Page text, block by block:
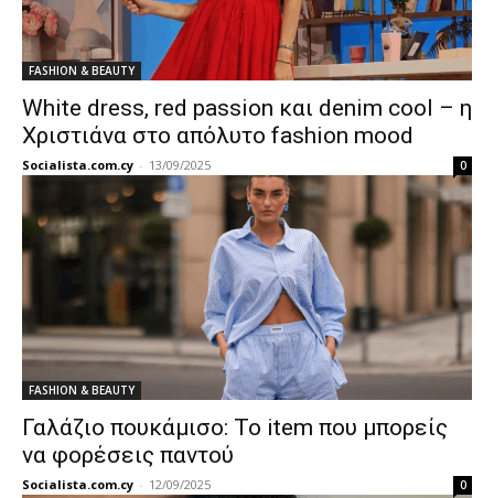
FASHION & BEAUTY
White dress, red passion και denim cool – η
Χριστιάνα στο απόλυτο fashion mood
Socialista.com.cy - 13/09/2025 0
FASHION & BEAUTY
Γαλάζιο πουκάμισο: Το item που μπορείς
να φορέσεις παντού
Socialista.com.cy - 12/09/2025 0